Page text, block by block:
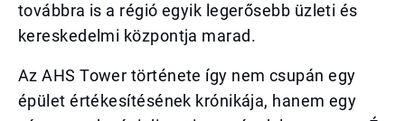
továbbra is a régió egyik legerősebb üzleti és
kereskedelmi központja marad.
Az AHS Tower története így nem csupán egy
épület értékesítésének krónikája, hanem egy